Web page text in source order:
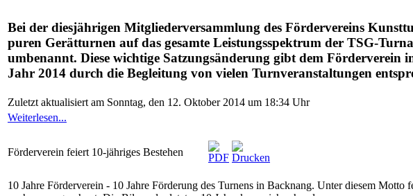
Bei der diesjährigen Mitgliederversammlung des Fördervereins
puren Gerätturnen auf das gesamte Leistungsspektrum der TSG-
umbenannt. Diese wichtige Satzungsänderung gibt dem
Jahr 2014 durch die Begleitung von vielen Turnveranstaltungen
Zuletzt aktualisiert am Sonntag, den 12. Oktober 2014 um 18:34 Uhr
Weiterlesen...
Förderverein feiert 10-jähriges Bestehen
10 Jahre Förderverein - 10 Jahre Förderung des Turnens in Backnang. Unter diesem